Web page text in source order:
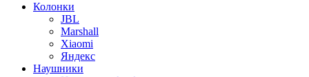
Колонки
JBL
Marshall
Xiaomi
Яндекс
Наушники